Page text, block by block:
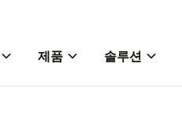
제품 솔루션